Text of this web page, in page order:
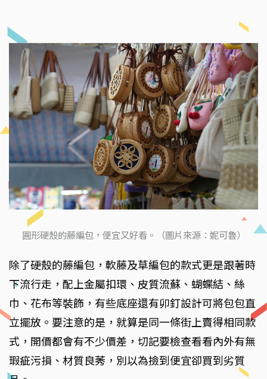
圓形硬殼的藤編包，便宜又好看。（圖片來源：妮可魯）
除了硬殼的藤編包，軟藤及草編包的款式更是跟著時
下流行走，配上金屬扣環、皮質流蘇、蝴蝶結、絲
巾、花布等裝飾，有些底座還有卯釘設計可將包包直
立擺放。要注意的是，就算是同一條街上賣得相同款
式，開價都會有不少價差，切記要檢查看看內外有無
瑕疵污損、材質良莠，別以為撿到便宜卻買到劣質